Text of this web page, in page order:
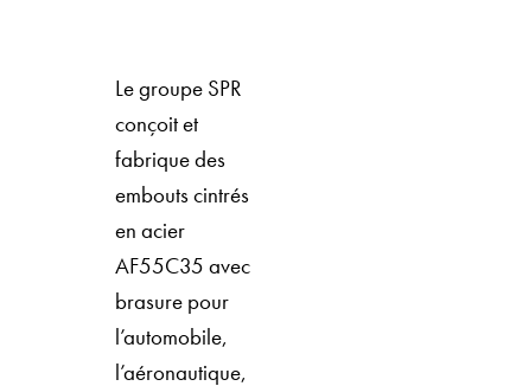
Le groupe SPR
conçoit et
fabrique des
embouts cintrés
en acier
AF55C35 avec
brasure pour
l’automobile,
l’aéronautique,